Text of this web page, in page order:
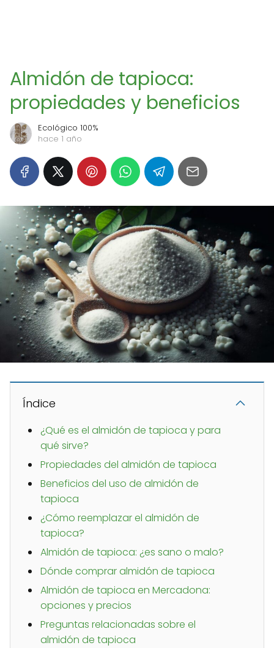
Almidón de tapioca:
propiedades y beneficios
Ecológico 100%
hace 1 año
Índice
¿Qué es el almidón de tapioca y para
qué sirve?
Propiedades del almidón de tapioca
Beneficios del uso de almidón de
tapioca
¿Cómo reemplazar el almidón de
tapioca?
Almidón de tapioca: ¿es sano o malo?
Dónde comprar almidón de tapioca
Almidón de tapioca en Mercadona:
opciones y precios
Preguntas relacionadas sobre el
almidón de tapioca